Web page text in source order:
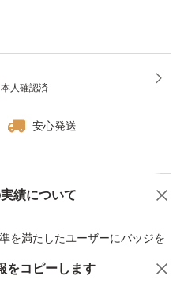
本人確認済
安心発送
績について
を満たしたユーザーにバッジを
商品への質問
をコピーします
スメ